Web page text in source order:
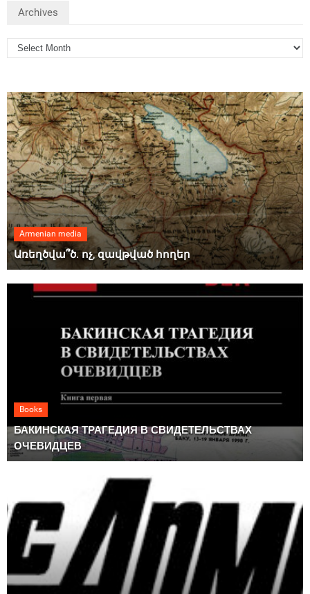
Archives
Armenian media
Առեղծվա՞ծ. ոչ, զավթված հողեր
Books
БАКИНСКАЯ ТРАГЕДИЯ В СВИДЕТЕЛЬСТВАХ
ОЧЕВИДЦЕВ